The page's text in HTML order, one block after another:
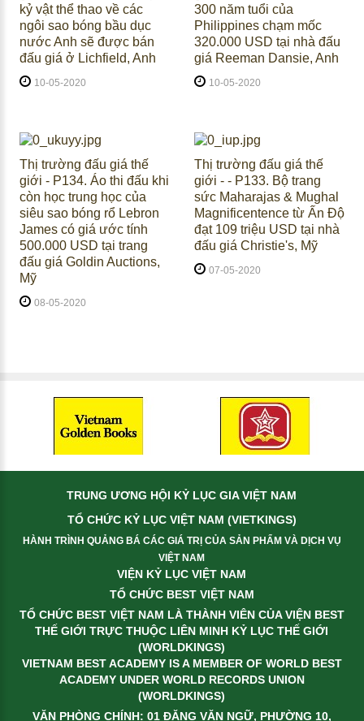
kỷ vật thể thao về các
ngôi sao bóng bầu dục
nước Anh sẽ được bán
đấu giá ở Lichfield, Anh
10-05-2020
300 năm tuổi của
Philippines chạm mốc
320.000 USD tại nhà đấu
giá Reeman Dansie, Anh
10-05-2020
Thị trường đấu giá thế
giới - P134. Áo thi đấu khi
còn học trung học của
siêu sao bóng rổ Lebron
James có giá ước tính
500.000 USD tại trang
đấu giá Goldin Auctions,
Mỹ
08-05-2020
Thị trường đấu giá thế
giới - - P133. Bộ trang
sức Maharajas & Mughal
Magnificentence từ Ấn Độ
đạt 109 triệu USD tại nhà
đấu giá Christie's, Mỹ
07-05-2020
TRUNG ƯƠNG HỘI KỶ LỤC GIA VIỆT NAM
TỔ CHỨC KỶ LỤC VIỆT NAM (VIETKINGS)
HÀNH TRÌNH QUẢNG BÁ CÁC GIÁ TRỊ CỦA SẢN PHẨM VÀ DỊCH VỤ
VIỆT NAM
VIỆN KỶ LỤC VIỆT NAM
TỔ CHỨC BEST VIỆT NAM
TỔ CHỨC BEST VIỆT NAM LÀ THÀNH VIÊN CỦA VIỆN BEST
THẾ GIỚI TRỰC THUỘC LIÊN MINH KỶ LỤC THẾ GIỚI
(WORLDKINGS)
VIETNAM BEST ACADEMY IS A MEMBER OF WORLD BEST
ACADEMY UNDER WORLD RECORDS UNION
(WORLDKINGS)
VĂN PHÒNG CHÍNH: 01 ĐẶNG VĂN NGỮ, PHƯỜNG 10,